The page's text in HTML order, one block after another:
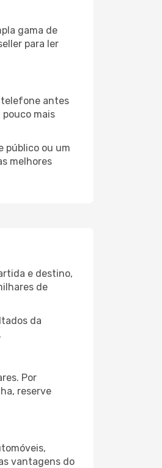
gama de
para ler
telefone antes
pouco mais
público ou um
melhores
e destino,
de
da
Por
reserve
vantagens do